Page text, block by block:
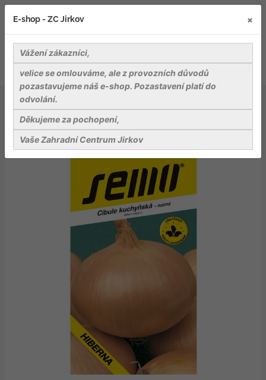
Osiva
Cibule ozimá - Winteria žlutá 2,5g
E-shop - ZC Jirkov ×
Vážení zákazníci,
velice se omlouváme, ale z provozních důvodů
pozastavujeme náš e-shop. Pozastavení platí do
odvolání.
Děkujeme za pochopení,
Vaše Zahradní Centrum Jirkov